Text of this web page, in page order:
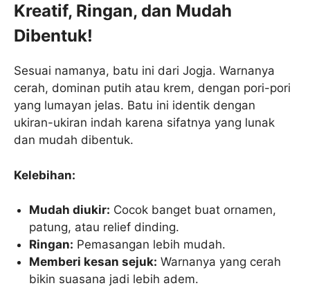
Kreatif, Ringan, dan Mudah
Dibentuk!
Sesuai namanya, batu ini dari Jogja. Warnanya
cerah, dominan putih atau krem, dengan pori-pori
yang lumayan jelas. Batu ini identik dengan
ukiran-ukiran indah karena sifatnya yang lunak
dan mudah dibentuk.
Kelebihan:
Mudah diukir: Cocok banget buat ornamen,
patung, atau relief dinding.
Ringan: Pemasangan lebih mudah.
Memberi kesan sejuk: Warnanya yang cerah
bikin suasana jadi lebih adem.